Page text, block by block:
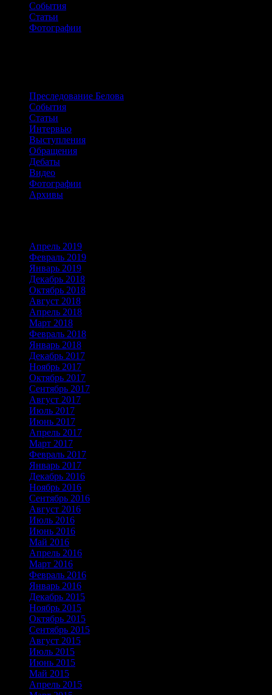
События
Статьи
Фотографии
Преследование Белова
События
Статьи
Интервью
Выступления
Обращения
Дебаты
Видео
Фотографии
Архивы
Апрель 2019
Февраль 2019
Январь 2019
Декабрь 2018
Октябрь 2018
Август 2018
Апрель 2018
Март 2018
Февраль 2018
Январь 2018
Декабрь 2017
Ноябрь 2017
Октябрь 2017
Сентябрь 2017
Август 2017
Июль 2017
Июнь 2017
Апрель 2017
Март 2017
Февраль 2017
Январь 2017
Декабрь 2016
Ноябрь 2016
Сентябрь 2016
Август 2016
Июль 2016
Июнь 2016
Май 2016
Апрель 2016
Март 2016
Февраль 2016
Январь 2016
Декабрь 2015
Ноябрь 2015
Октябрь 2015
Сентябрь 2015
Август 2015
Июль 2015
Июнь 2015
Май 2015
Апрель 2015